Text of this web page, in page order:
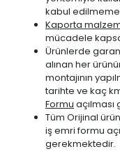
kabul
Kaporta
mücadele
Ürünlerde
alınan her
montajının
tarihte ve kaç
Formu
Tüm Orijinal
iş emri formu
gerekmektedir.